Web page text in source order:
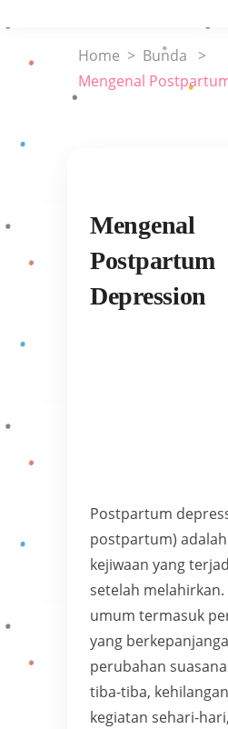
Home > Bunda
>
Mengenal
Mengenal
Postpartum
Depression
Postpartum
postpartum)
kejiwaan yang
setelah melahirkan.
umum termasuk
yang
perubahan
tiba-tiba,
kegiatan sehari-